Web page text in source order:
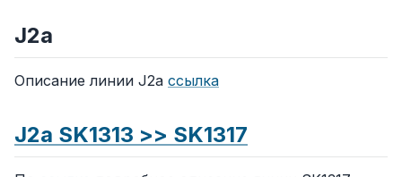
J2a
Описание линии J2a ссылка
J2a SK1313 >> SK1317